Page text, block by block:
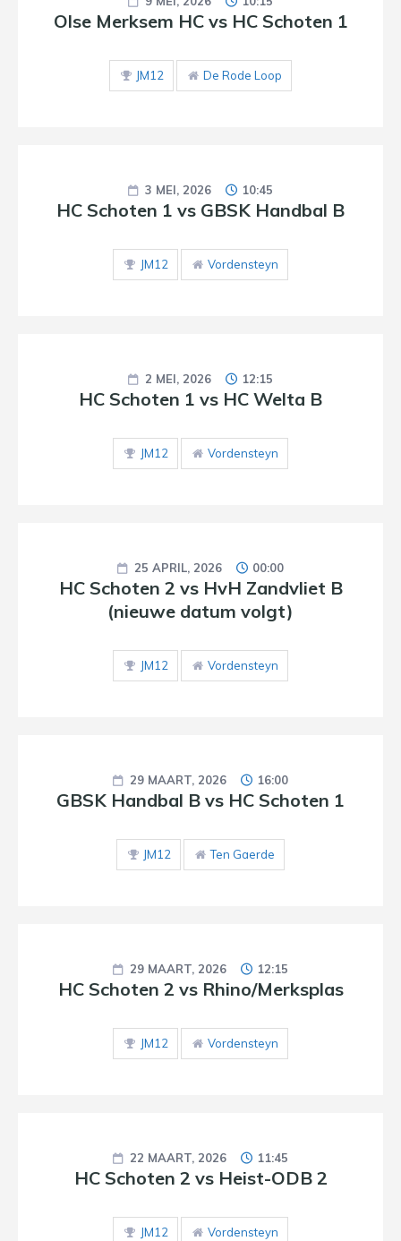
Olse Merksem HC vs HC Schoten 1
JM12 De Rode Loop
3 MEI, 2026 10:45
HC Schoten 1 vs GBSK Handbal B
JM12 Vordensteyn
2 MEI, 2026 12:15
HC Schoten 1 vs HC Welta B
JM12 Vordensteyn
25 APRIL, 2026 00:00
HC Schoten 2 vs HvH Zandvliet B
(nieuwe datum volgt)
JM12 Vordensteyn
29 MAART, 2026 16:00
GBSK Handbal B vs HC Schoten 1
JM12 Ten Gaerde
29 MAART, 2026 12:15
HC Schoten 2 vs Rhino/Merksplas
JM12 Vordensteyn
22 MAART, 2026 11:45
HC Schoten 2 vs Heist-ODB 2
JM12 Vordensteyn